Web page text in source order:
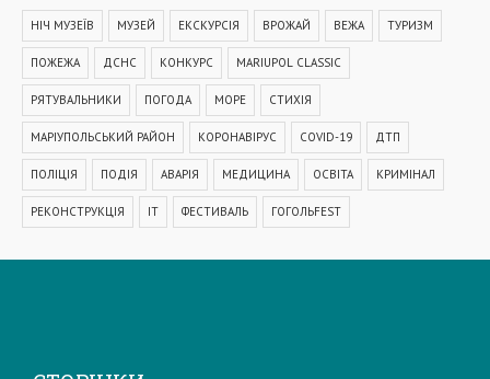
НІЧ МУЗЕЇВ МУЗЕЙ ЕКСКУРСІЯ ВРОЖАЙ ВЕЖА ТУРИЗМ
ПОЖЕЖА ДСНС КОНКУРС MARIUPOL CLASSIC
РЯТУВАЛЬНИКИ ПОГОДА МОРЕ СТИХІЯ
МАРІУПОЛЬСЬКИЙ РАЙОН КОРОНАВІРУС COVID-19 ДТП
ПОЛІЦІЯ ПОДІЯ АВАРІЯ МЕДИЦИНА ОСВІТА КРИМІНАЛ
РЕКОНСТРУКЦІЯ IT ФЕСТИВАЛЬ ГОГОЛЬFEST